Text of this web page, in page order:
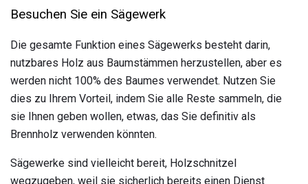
Besuchen Sie ein Sägewerk
Die gesamte Funktion eines Sägewerks besteht darin,
nutzbares Holz aus Baumstämmen herzustellen, aber es
werden nicht 100% des Baumes verwendet. Nutzen Sie
dies zu Ihrem Vorteil, indem Sie alle Reste sammeln, die
sie Ihnen geben wollen, etwas, das Sie definitiv als
Brennholz verwenden könnten.
Sägewerke sind vielleicht bereit, Holzschnitzel
wegzugeben, weil sie sicherlich bereits einen Dienst